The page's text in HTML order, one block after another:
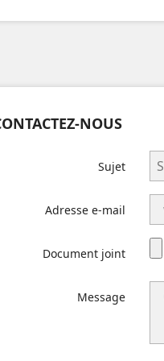
NOUS
Sujet
Adresse e-mail
Document joint
Message